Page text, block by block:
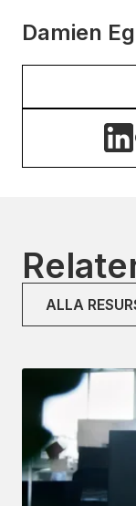
Damien
ALLA